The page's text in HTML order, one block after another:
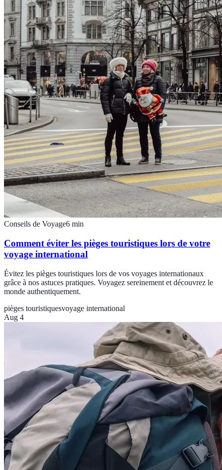
Conseils de Voyage6 min
Comment éviter les pièges touristiques lors de votre
voyage international
Évitez les pièges touristiques lors de vos voyages internationaux
grâce à nos astuces pratiques. Voyagez sereinement et découvrez le
monde authentiquement.
pièges touristiquesvoyage international
Aug 4